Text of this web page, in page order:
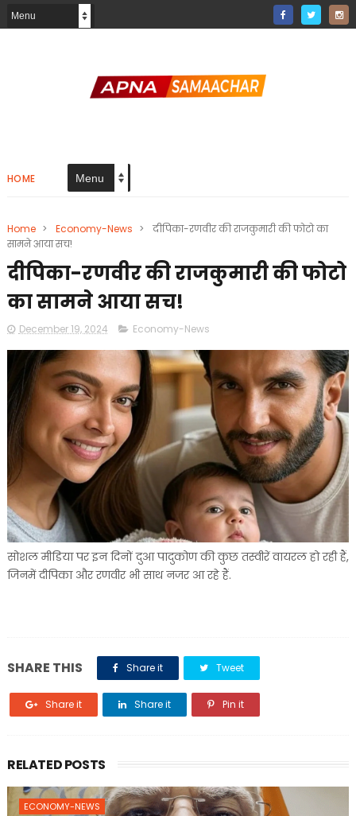
HOME
Home > Economy-News >
दीपिका-रणवीर की राजकुमारी की फोटो का
सामने आया सच!
दीपिका-रणवीर की राजकुमारी की फोटो
का सामने आया सच!
December 19, 2024 Economy-News
सोशल मीडिया पर इन दिनों दुआ पादुकोण की कुछ तस्वीरें वायरल हो रही हैं,
जिनमें दीपिका और रणवीर भी साथ नजर आ रहे हैं.
SHARE THIS Share it Tweet
Share it Share it Pin it
RELATED POSTS
ECONOMY-NEWS